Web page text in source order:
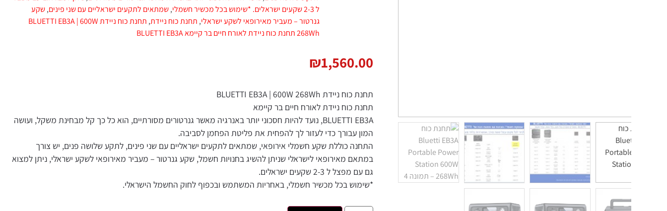
,שמתאים לתקעים ישראליים עם שני פינים,שקע
גנרטור – מעביר מאירופאי לשקע ישראלי,תחנת כוח ניידת,
תחנת כוח ניידת BLUETTI EB3A | 600W
₪1,560.00
תחנת כוח ניידת BLUETTI EB3A | 600W 268Wh
תחנת כוח ניידת לאורח חיים בר קיימא
BLUETTI EB3A, נועד להיות חסכוני יותר באנרגיה מאשר גנרטורים מסורתיים, הוא כל כך קל מבחינת משקל, ועושה
המון עבורך כדי לעזור לך להפחית את פליטת הפחמן לסביבה.
התחנה כוללת שקע חשמלי אירופאי, שמתאים לתקעים ישראליים עם שני פינים, לתקע שלושה פנים, יש צורך
במתאם מאירופאי לישראלי שניתן להשיג בחנויות חשמל, שקע גנרטור – מעביר מאירופאי לשקע ישראלי, ניתן למצוא
גם עם מפצל ל 2-3 שקעים ישראלים.
*שימוש בכל מכשיר חשמלי, באחריות המשתמש ובכפוף לחוק החשמל הישראלי.